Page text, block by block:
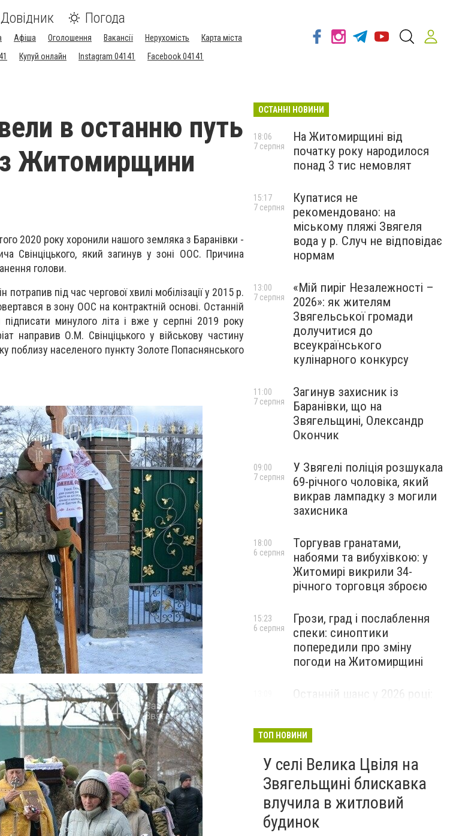
Довідник Погода
Афіша Оголошення Вакансії Нерухомість
Карта міста
Купуй онлайн Instagram 04141 Facebook 04141
в останню путь
з Житомирщини
2020 року хоронили нашого земляка з Баранівки -
Свінціцького, який загинув у зоні ООС. Причина
голови.
під час чергової хвилі мобілізації у 2015 р.
в зону ООС на контрактній основі. Останній
ати минулого літа і вже у серпні 2019 року
направив О.М. Свінціцького у військову частину
поблизу населеного пункту Золоте Попаснянського
ОСТАННІ НОВИНИ
На Житомирщині від
початку року народилося
понад 3 тис немовлят
18:06
7 серпня
Купатися не
рекомендовано: на
міському пляжі Звягеля
вода у р. Случ не відповідає
нормам
15:17
7 серпня
«Мій пиріг Незалежності –
2026»: як жителям
Звягельської громади
долучитися до
всеукраїнського
кулінарного конкурсу
13:00
7 серпня
Загинув захисник із
Баранівки, що на
Звягельщині, Олександр
Окончик
11:00
7 серпня
У Звягелі поліція розшукала
69-річного чоловіка, який
викрав лампадку з могили
захисника
09:00
7 серпня
Торгував гранатами,
набоями та вибухівкою: у
Житомирі викрили 34-
річного торговця зброєю
18:00
6 серпня
Грози, град і послаблення
спеки: синоптики
попередили про зміну
погоди на Житомирщині
15:23
6 серпня
Останній шанс у 2026 році:
майбутніх водійок автобусів
ТОП НОВИНИ
У селі Велика Цвіля на
Звягельщині блискавка
влучила в житловий
будинок